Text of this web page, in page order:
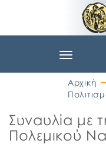
Toggle
Αρχική
Συναυλία με
Πολεμικού